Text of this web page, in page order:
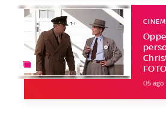
FOTO
05 ago